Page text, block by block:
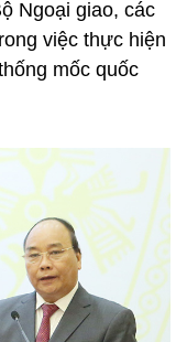
Ngoại giao, các
việc thực hiện
mốc quốc